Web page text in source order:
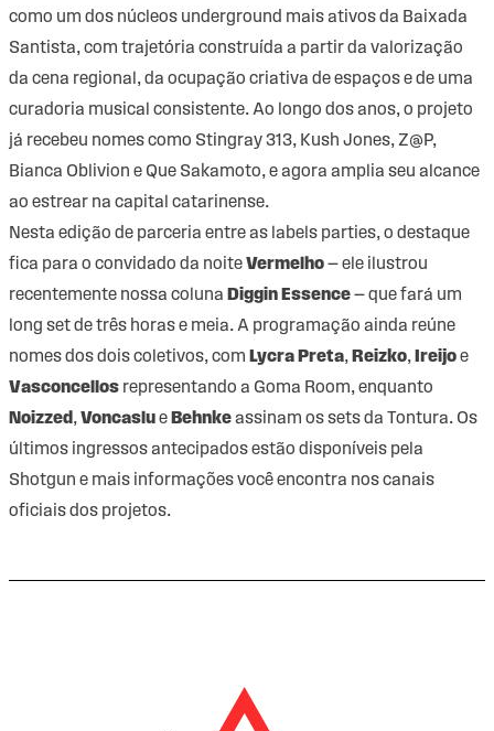
como um dos núcleos underground mais ativos da Baixada
Santista, com trajetória construída a partir da valorização
da cena regional, da ocupação criativa de espaços e de uma
curadoria musical consistente. Ao longo dos anos, o projeto
já recebeu nomes como Stingray 313, Kush Jones, Z@P,
Bianca Oblivion e Que Sakamoto, e agora amplia seu alcance
ao estrear na capital catarinense.
Nesta edição de parceria entre as labels parties, o destaque
fica para o convidado da noiteVermelho— ele ilustrou
recentemente nossa coluna Diggin Essence— que fará um
long set de três horas e meia. A programação ainda reúne
nomes dos dois coletivos, com Lycra Preta, Reizko, Ireijoe
Vasconcellos representando a Goma Room, enquanto
Noizzed ,Voncaslue Behnkeassinam os sets da Tontura. Os
últimos ingressos antecipados estão disponíveis pela
Shotgun e mais informações você encontra nos canais
oficiais dos projetos.